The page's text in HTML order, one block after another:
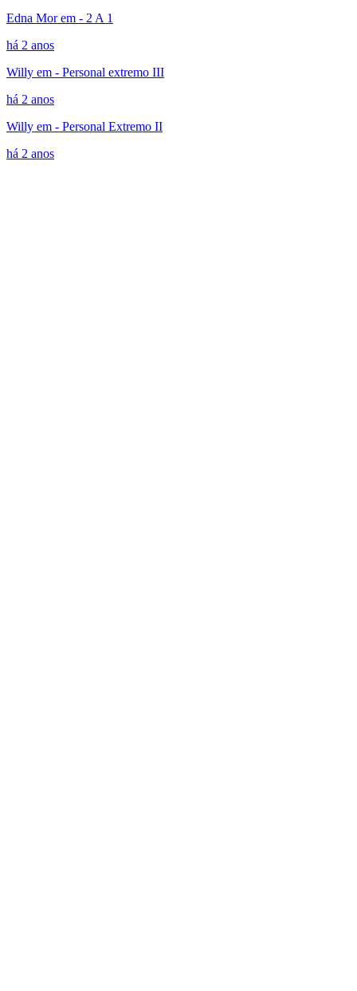
Edna Mor em - 2 A 1
há 2 anos
Willy em - Personal extremo III
há 2 anos
Willy em - Personal Extremo II
há 2 anos